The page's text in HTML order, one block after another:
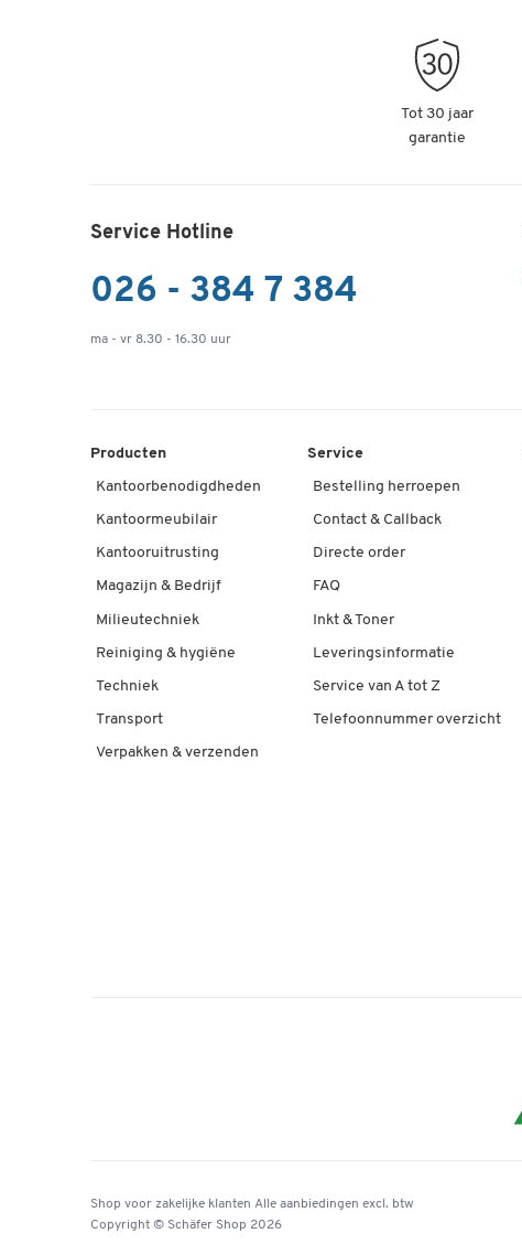
Tot 30 jaar
garantie
Service Hotline
026 - 384 7 384
ma - vr 8.30 - 16.30 uur
Producten
Kantoorbenodigdheden
Kantoormeubilair
Kantooruitrusting
Magazijn & Bedrijf
Milieutechniek
Reiniging & hygiëne
Techniek
Transport
Verpakken & verzenden
Service
Bestelling herroepen
Contact & Callback
Directe order
FAQ
Inkt & Toner
Leveringsinformatie
Service van A tot Z
Telefoonnummer overzicht
Shop voor zakelijke klanten Alle aanbiedingen excl. btw
Copyright © Schäfer Shop 2026